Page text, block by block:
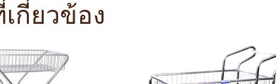
กี่ยวข้อง